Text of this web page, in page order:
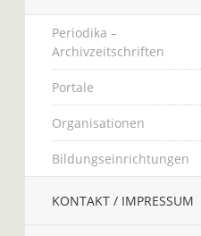
Periodika –
Archivzeitschriften
Portale
Organisationen
Bildungseinrichtungen
KONTAKT / IMPRESSUM